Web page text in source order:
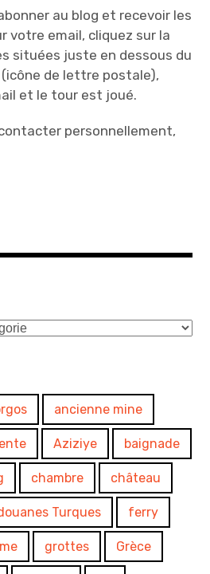
au blog et recevoir les
votre email, cliquez sur la
situées juste en dessous du
de lettre postale),
et le tour est joué.
personnellement,
ancienne mine
Aziziye baignade
chambre château
Turques ferry
grottes Grèce